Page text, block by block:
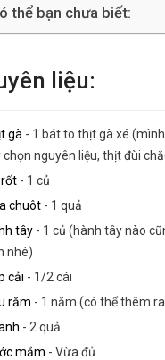
thể bạn chưa biết:
liệu:
gà - 1 bát to thịt gà xé
chọn nguyên liệu, thịt đùi
rốt - 1 củ
chuôt - 1 quả
tây - 1 củ (hành tây nào
nhé)
cải - 1/2 cái
răm - 1 nắm (có thể thêm
- 2 quả
mắm - Vừa đủ